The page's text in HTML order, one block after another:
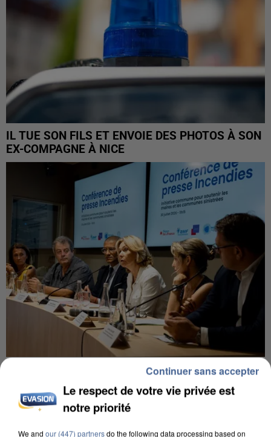
IL TUE SON FILS ET ENVOIE DES PHOTOS À SON
EX-COMPAGNE À NICE
INCENDIES : L’ÎLE-DE-FRANCE LANCE UN ÉLAN
DE SOLIDARITÉ AVEC LES...
Le respect de votre vie privée est
notre priorité
We and our (447) partnersdo the following data processing based on
Continuer sans accepter